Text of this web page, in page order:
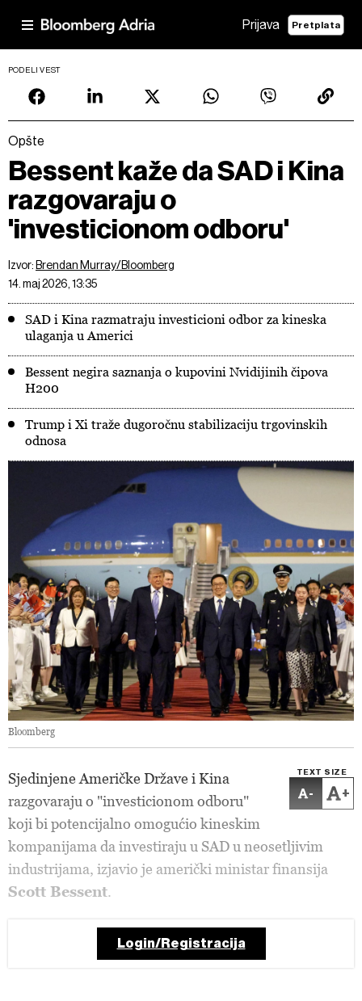
Prijava Pretplata
PODELI VEST
Opšte
Bessent kaže da SAD i Kina
razgovaraju o
'investicionom odboru'
Izvor: Brendan Murray/Bloomberg
14. maj 2026, 13:35
SAD i Kina razmatraju investicioni odbor za kineska
ulaganja u Americi
Bessent negira saznanja o kupovini Nvidijinih čipova
H200
Trump i Xi traže dugoročnu stabilizaciju trgovinskih
odnosa
Bloomberg
TEXT SIZE
- +
Sjedinjene Američke Države i Kina
razgovaraju o "investicionom odboru"
koji bi potencijalno omogućio kineskim
kompanijama da investiraju u SAD u neosetljivim
industrijama, izjavio je američki ministar finansija
Scott Bessent.
Login/Registracija